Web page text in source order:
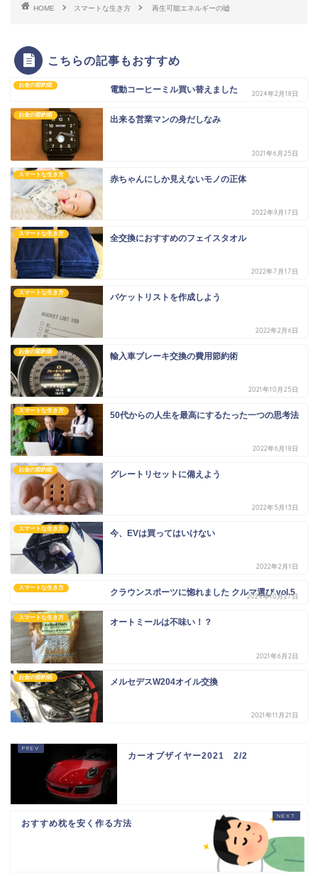
HOME スマートな生き方 再生可能エネルギーの嘘
こちらの記事もおすすめ
お金の節約術 電動コーヒーミル買い替えました 2024年2月18日
お金の節約術 出来る営業マンの身だしなみ
2021年6月25日
スマートな生き方 赤ちゃんにしか見えないモノの正体
2022年9月17日
スマートな生き方 全交換におすすめのフェイスタオル
2022年7月17日
スマートな生き方 バケットリストを作成しよう
2022年2月6日
お金の節約術 輸入車ブレーキ交換の費用節約術
2021年10月25日
スマートな生き方 50代からの人生を最高にするたった一つの思考法
2022年6月18日
お金の節約術 グレートリセットに備えよう
2022年5月13日
スマートな生き方 今、EVは買ってはいけない
2022年2月1日
スマートな生き方 クラウンスポーツに惚れました クルマ選び vol.5
2024年10月27日
スマートな生き方 オートミールは不味い！？
2021年6月2日
お金の節約術 メルセデスW204オイル交換
2021年11月21日
カーオブザイヤー2021 2/2
おすすめ枕を安く作る方法